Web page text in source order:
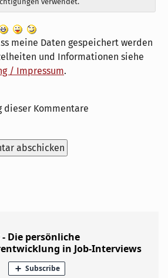
meine Daten gespeichert werden
und Informationen siehe
/ Impressum.
dieser Kommentare